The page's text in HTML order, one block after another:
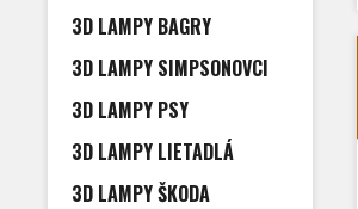
3D LAMPY BAGRY
3D LAMPY SIMPSONOVCI
3D LAMPY PSY
3D LAMPY LIETADLÁ
3D LAMPY ŠKODA